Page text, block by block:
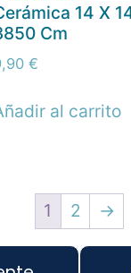
14 X
Cm
€
al carrito
1 2 →